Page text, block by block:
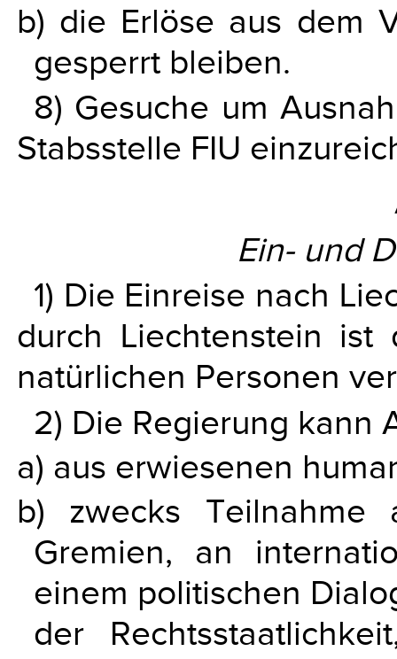
b) die Erlöse aus dem
gesperrt bleiben.
8) Gesuche um
Stabsstelle FIU
Ein- und
1) Die Einreise nach
durch Liechtenstein
natürlichen Personen
2) Die Regierung kann
a) aus erwiesenen
b) zwecks Teilnahme
Gremien, an
einem politischen
der